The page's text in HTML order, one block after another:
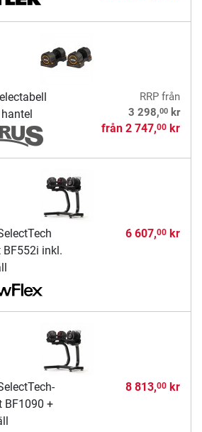
RRPfrån
3 298,00kr
från 2 747,00kr
BF552i inkl.
6 607,00kr
BF1090 +
8 813,00kr